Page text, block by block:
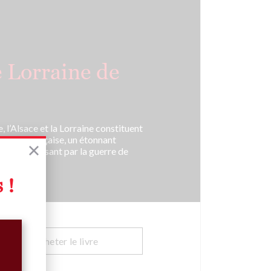
!
Lorraine de
l’Alsace et la Lorraine constituent
française, un étonnant
en passant par la guerre de
Acheter le livre